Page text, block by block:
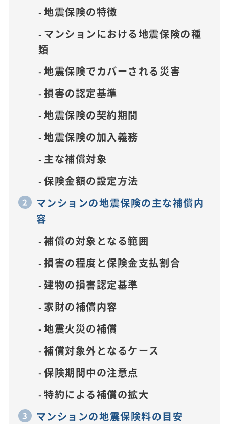
地震保険の特徴
マンションにおける地震保険の種
類
地震保険でカバーされる災害
損害の認定基準
地震保険の契約期間
地震保険の加入義務
主な補償対象
保険金額の設定方法
マンションの地震保険の主な補償内
容
補償の対象となる範囲
損害の程度と保険金支払割合
建物の損害認定基準
家財の補償内容
地震火災の補償
補償対象外となるケース
保険期間中の注意点
特約による補償の拡大
マンションの地震保険料の目安